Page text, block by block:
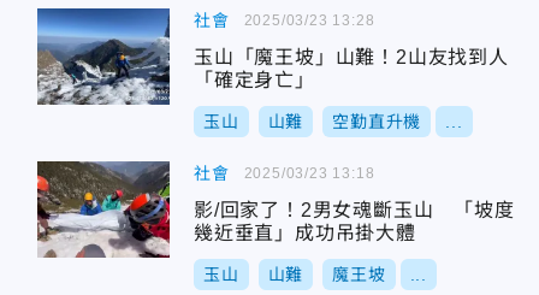
社會
玉山「魔王坡」山難！2山友找到人
「確定身亡」
玉山 山難 空勤直升機
2025/03/23 13:28
社會
影/回家了！2男女魂斷玉山 「坡度
幾近垂直」成功吊掛大體
玉山 山難 魔王坡
2025/03/23 13:18